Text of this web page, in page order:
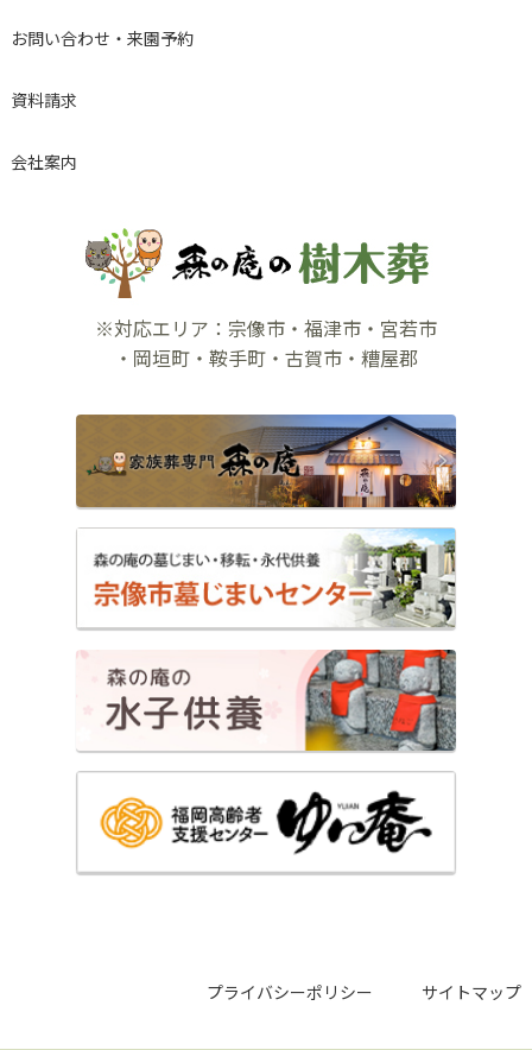
お問い合わせ・来園予約
資料請求
会社案内
※対応エリア：宗像市・福津市・宮若市
・岡垣町・鞍手町・古賀市・糟屋郡
プライバシーポリシー サイトマップ